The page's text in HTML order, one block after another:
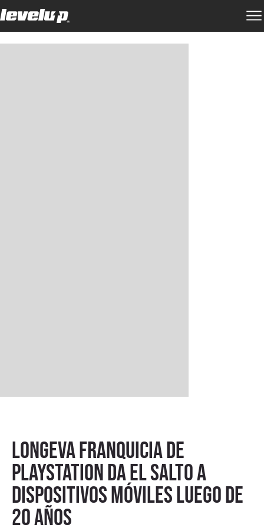
Longeva franquicia de
PlayStation da el salto a
dispositivos móviles luego de
20 años